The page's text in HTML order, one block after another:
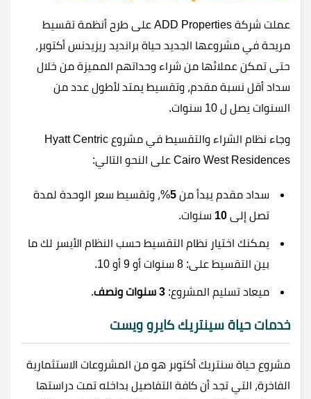
عملت شركة ADD Properties على طرح أنظمة تقسيط
مريحة في مشروعها الجديد حياة برانديد ريزيدنس أكتوبر،
حتى تمكن عملائها من شراء وحداتهم المميزة من خلال
سداد أقل نسبة مقدم، وتقسيط يمتد لأطول عدد من
السنوات يصل ل 10 سنوات.
وجاء نظام الشراء والتقسيط في مشروع Hyatt Centric
Cairo West Residences على النحو التالي:
سداد مقدم يبدأ من 5%، وتقسيط سعر الوحدة لمدة
تصل إلى 10 سنوات.
يمكنك اختيار نظام التقسيط حسب النظام الأيسر لك ما
بين التقسيط على: 8 سنوات أو 9 أو 10.
ميعاد تسليم المشروع: 3 سنوات ونصف .
خدمات حياة سينتريك كايرو ويست
مشروع حياة سنتريك أكتوبر هو من المشروعات الاستثمارية
الفاخرة، التي تجد أن كافة التفاصيل بداخله تمت دراستها